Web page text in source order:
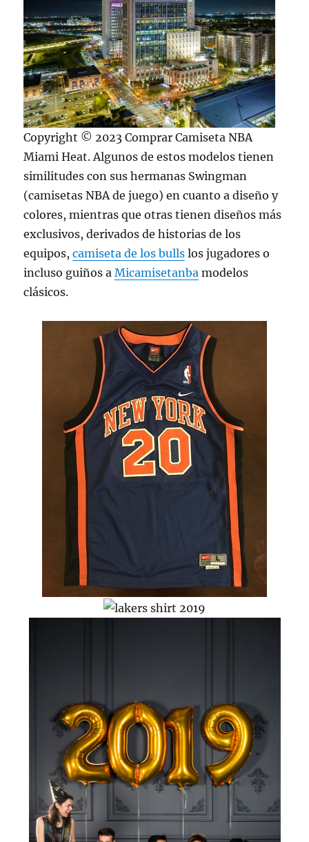
Copyright © 2023 Comprar Camiseta NBA
Miami Heat. Algunos de estos modelos tienen
similitudes con sus hermanas Swingman
(camisetas NBA de juego) en cuanto a diseño y
colores, mientras que otras tienen diseños más
exclusivos, derivados de historias de los
equipos,camiseta de los bulls los jugadores o
incluso guiños aMicamisetanba modelos
clásicos.